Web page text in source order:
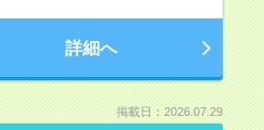
詳細へ
掲載日：2026.07.29